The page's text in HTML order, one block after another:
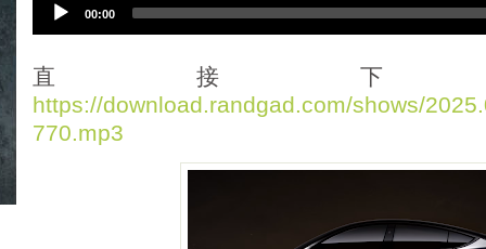
i
o
P
l
00:00
直接
https://download.randgad.com/shows/
770.mp3